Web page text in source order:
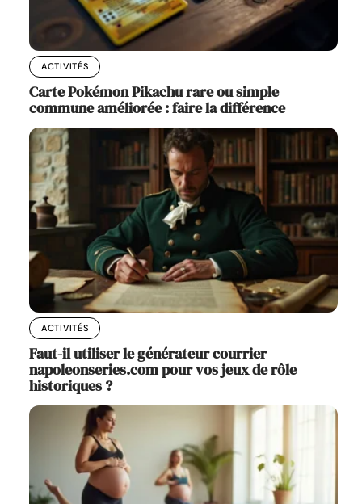
ACTIVITÉS
Carte Pokémon Pikachu rare ou simple
commune améliorée : faire la différence
ACTIVITÉS
Faut-il utiliser le générateur courrier
napoleonseries.com pour vos jeux de rôle
historiques ?